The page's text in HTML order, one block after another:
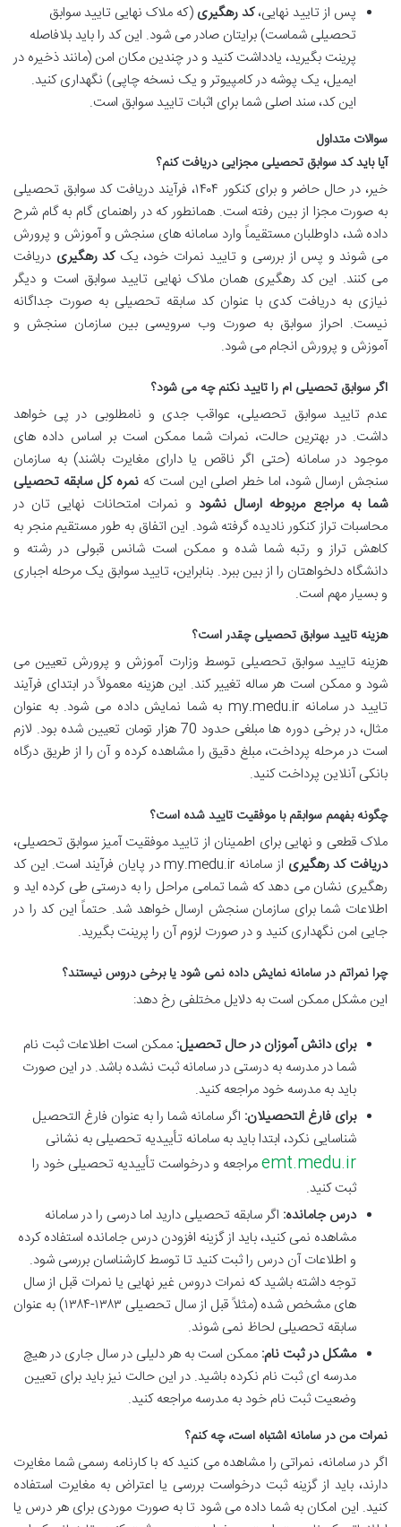
پس از تایید نهایی،کد رهگیری (که ملاک نهایی تایید سوابق
تحصیلی شماست) برایتان صادر می شود. این کد را باید بلافاصله
پرینت بگیرید، یادداشت کنید و در چندین مکان امن (مانند ذخیره در
ایمیل، یک پوشه در کامپیوتر و یک نسخه چاپی) نگهداری کنید.
این کد، سند اصلی شما برای اثبات تایید سوابق است.
سوالات متداول
آیا باید کد سوابق تحصیلی مجزایی دریافت کنم؟
خیر، در حال حاضر و برای کنکور ۱۴۰۴، فرآیند دریافت کد سوابق تحصیلی
به صورت مجزا از بین رفته است. همانطور که در راهنمای گام به گام شرح
داده شد، داوطلبان مستقیماً وارد سامانه های سنجش و آموزش و پرورش
می شوند و پس از بررسی و تایید نمرات خود، یککد رهگیری دریافت
می کنند. این کد رهگیری همان ملاک نهایی تایید سوابق است و دیگر
نیازی به دریافت کدی با عنوان کد سابقه تحصیلی به صورت جداگانه
نیست. احراز سوابق به صورت وب سرویسی بین سازمان سنجش و
آموزش و پرورش انجام می شود.
اگر سوابق تحصیلی ام را تایید نکنم چه می شود؟
عدم تایید سوابق تحصیلی، عواقب جدی و نامطلوبی در پی خواهد
داشت. در بهترین حالت، نمرات شما ممکن است بر اساس داده های
موجود در سامانه (حتی اگر ناقص یا دارای مغایرت باشند) به سازمان
سنجش ارسال شود، اما خطر اصلی این است کهنمره کل سابقه تحصیلی
شما به مراجع مربوطه ارسال نشود و نمرات امتحانات نهایی تان در
محاسبات تراز کنکور نادیده گرفته شود. این اتفاق به طور مستقیم منجر به
کاهش تراز و رتبه شما شده و ممکن است شانس قبولی در رشته و
دانشگاه دلخواهتان را از بین ببرد. بنابراین، تایید سوابق یک مرحله اجباری
و بسیار مهم است.
هزینه تایید سوابق تحصیلی چقدر است؟
هزینه تایید سوابق تحصیلی توسط وزارت آموزش و پرورش تعیین می
شود و ممکن است هر ساله تغییر کند. این هزینه معمولاً در ابتدای فرآیند
تایید در سامانه my.medu.ir به شما نمایش داده می شود. به عنوان
مثال، در برخی دوره ها مبلغی حدود 70 هزار تومان تعیین شده بود. لازم
است در مرحله پرداخت، مبلغ دقیق را مشاهده کرده و آن را از طریق درگاه
بانکی آنلاین پرداخت کنید.
چگونه بفهمم سوابقم با موفقیت تایید شده است؟
ملاک قطعی و نهایی برای اطمینان از تایید موفقیت آمیز سوابق تحصیلی،
دریافت کد رهگیری
از سامانه my.medu.ir در پایان فرآیند است. این کد
رهگیری نشان می دهد که شما تمامی مراحل را به درستی طی کرده اید و
اطلاعات شما برای سازمان سنجش ارسال خواهد شد. حتماً این کد را در
جایی امن نگهداری کنید و در صورت لزوم آن را پرینت بگیرید.
چرا نمراتم در سامانه نمایش داده نمی شود یا برخی دروس نیستند؟
این مشکل ممکن است به دلایل مختلفی رخ دهد:
برای دانش آموزان در حال تحصیل: ممکن است اطلاعات ثبت نام
شما در مدرسه به درستی در سامانه ثبت نشده باشد. در این صورت
باید به مدرسه خود مراجعه کنید.
برای فارغ التحصیلان: اگر سامانه شما را به عنوان فارغ التحصیل
شناسایی نکرد، ابتدا باید به سامانه تأییدیه تحصیلی به نشانی
emt.medu.irمراجعه و درخواست تأییدیه تحصیلی خود را
ثبت کنید.
درس جامانده: اگر سابقه تحصیلی دارید اما درسی را در سامانه
مشاهده نمی کنید، باید از گزینه افزودن درس جامانده استفاده کرده
و اطلاعات آن درس را ثبت کنید تا توسط کارشناسان بررسی شود.
توجه داشته باشید که نمرات دروس غیر نهایی یا نمرات قبل از سال
های مشخص شده (مثلاً قبل از سال تحصیلی ۱۳۸۳-۱۳۸۴) به عنوان
سابقه تحصیلی لحاظ نمی شوند.
مشکل در ثبت نام: ممکن است به هر دلیلی در سال جاری در هیچ
مدرسه ای ثبت نام نکرده باشید. در این حالت نیز باید برای تعیین
وضعیت ثبت نام خود به مدرسه مراجعه کنید.
نمرات من در سامانه اشتباه است، چه کنم؟
اگر در سامانه، نمراتی را مشاهده می کنید که با کارنامه رسمی شما مغایرت
دارند، باید از گزینه ثبت درخواست بررسی یا اعتراض به مغایرت استفاده
کنید. این امکان به شما داده می شود تا به صورت موردی برای هر درس یا